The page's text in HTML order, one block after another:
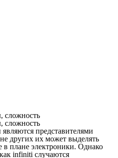
сложность
сложность
представителями
других их может выделять
в плане электроники. Однако
infiniti случаются